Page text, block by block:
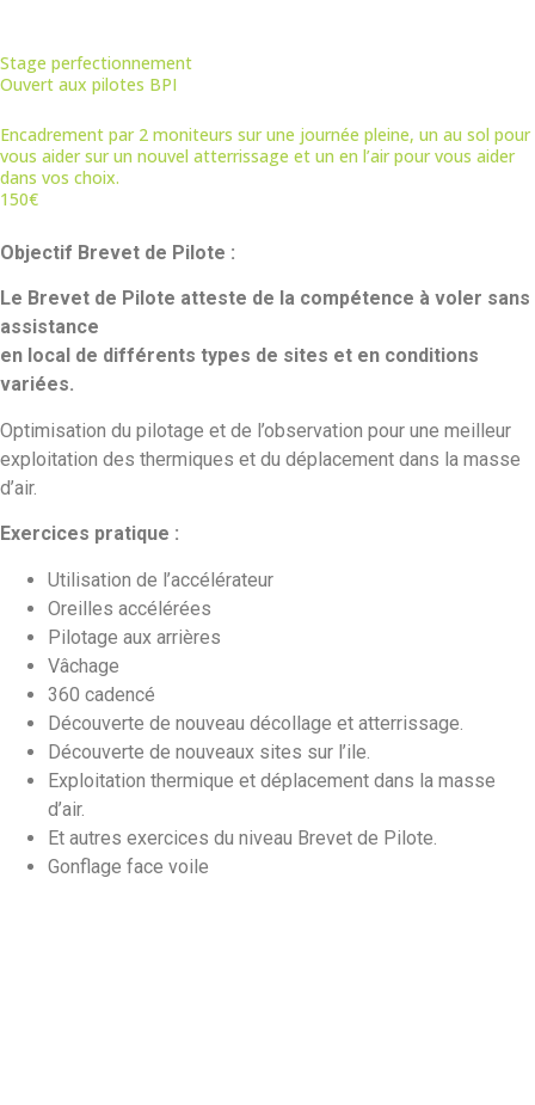
Stage perfectionnement
Ouvert aux pilotes BPI
Encadrement par 2 moniteurs sur une journée pleine, un au sol pour
vous aider sur un nouvel atterrissage et un en l’air pour vous aider
dans vos choix.
150€
Objectif Brevet de Pilote :
Le Brevet de Pilote atteste de la compétence à voler sans
assistance
en local de différents types de sites et en conditions
variées.
Optimisation du pilotage et de l’observation pour une meilleur
exploitation des thermiques et du déplacement dans la masse
d’air.
Exercices pratique :
Utilisation de l’accélérateur
Oreilles accélérées
Pilotage aux arrières
Vâchage
360 cadencé
Découverte de nouveau décollage et atterrissage.
Découverte de nouveaux sites sur l’ile.
Exploitation thermique et déplacement dans la masse
d’air.
Et autres exercices du niveau Brevet de Pilote.
Gonflage face voile